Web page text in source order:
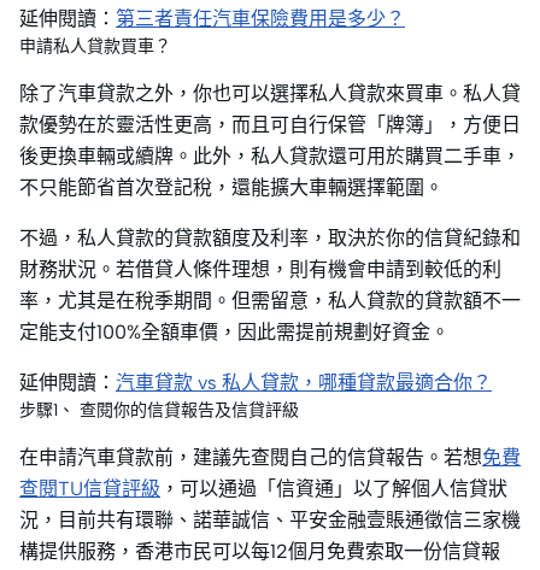
延伸閱讀： 第三者責任汽車保險費用是多少？
申請私人貸款買車？
除了汽車貸款之外，你也可以選擇私人貸款來買車。私人貸
款優勢在於靈活性更高，而且可自行保管「牌簿」，方便日
後更換車輛或續牌。此外，私人貸款還可用於購買二手車，
不只能節省首次登記稅，還能擴大車輛選擇範圍。
不過，私人貸款的貸款額度及利率，取決於你的信貸紀錄和
財務狀況。若借貸人條件理想，則有機會申請到較低的利
率，尤其是在稅季期間。但需留意，私人貸款的貸款額不一
定能支付100%全額車價，因此需提前規劃好資金。
延伸閱讀： 汽車貸款 vs 私人貸款，哪種貸款最適合你？
步驟1、 查閱你的信貸報告及信貸評級
在申請汽車貸款前，建議先查閱自己的信貸報告。若想免費
查閱TU信貸評級 ，可以通過「信資通」以了解個人信貸狀
況，目前共有環聯、諾華誠信、平安金融壹賬通徵信三家機
構提供服務，香港市民可以每12個月免費索取一份信貸報